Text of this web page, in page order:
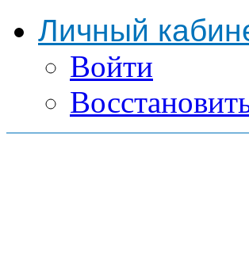
Личный
Войти